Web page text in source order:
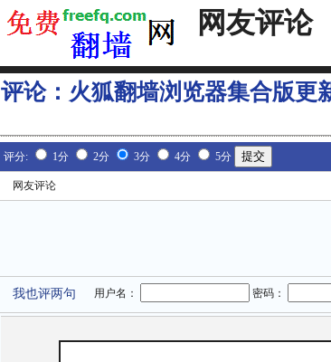
网友评论
评论： 火狐翻墙浏览器集合版更
评分: 1分 2分 3分 4分 5分
网友评论
我也评两句 用户名： 密码：